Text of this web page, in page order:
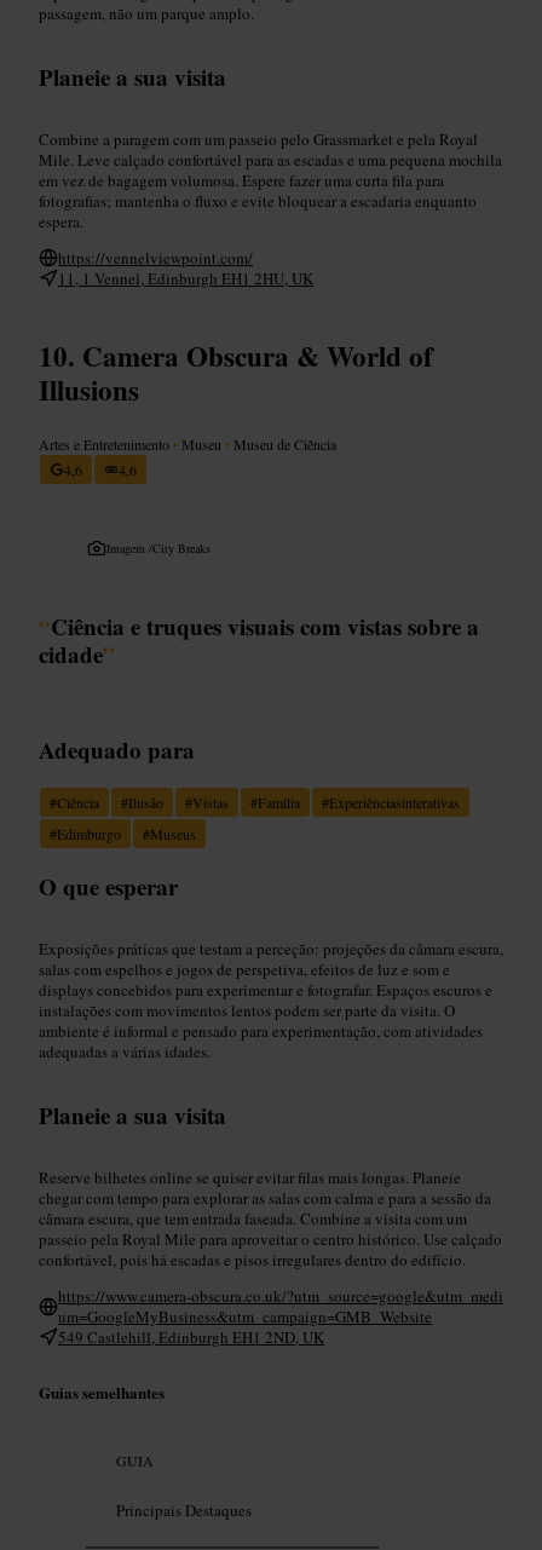
passagem, não um parque amplo.
Planeie a sua visita
Combine a paragem com um passeio pelo Grassmarket e pela Royal
Mile. Leve calçado confortável para as escadas e uma pequena mochila
em vez de bagagem volumosa. Espere fazer uma curta fila para
fotografias; mantenha o fluxo e evite bloquear a escadaria enquanto
espera.
https://vennelviewpoint.com/
11, 1 Vennel, Edinburgh EH1 2HU, UK
Camera Obscura & World of
Illusions
Artes e Entretenimento • Museu • Museu de Ciência
4,6
4,6
Imagem /City Breaks
“Ciência e truques visuais com vistas sobre a
cidade”
Adequado para
#Ciência #Ilusão #Vistas #Família #Experiênciasinterativas
#Edimburgo #Museus
O que esperar
Exposições práticas que testam a perceção: projeções da câmara escura,
salas com espelhos e jogos de perspetiva, efeitos de luz e som e
displays concebidos para experimentar e fotografar. Espaços escuros e
instalações com movimentos lentos podem ser parte da visita. O
ambiente é informal e pensado para experimentação, com atividades
adequadas a várias idades.
Planeie a sua visita
Reserve bilhetes online se quiser evitar filas mais longas. Planeie
chegar com tempo para explorar as salas com calma e para a sessão da
câmara escura, que tem entrada faseada. Combine a visita com um
passeio pela Royal Mile para aproveitar o centro histórico. Use calçado
confortável, pois há escadas e pisos irregulares dentro do edifício.
https://www.camera-obscura.co.uk/?utm_source=google&utm_medi
um=GoogleMyBusiness&utm_campaign=GMB_Website
549 Castlehill, Edinburgh EH1 2ND, UK
Guias semelhantes
GUIA
Principais Destaques